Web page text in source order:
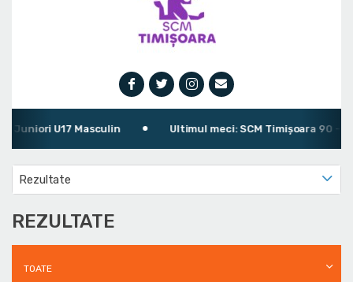
U17 Masculin Ultimul meci: SCM Timișoara 90 - 94
Rezultate
REZULTATE
TOATE